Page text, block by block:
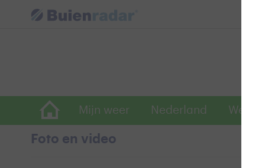
Mijn weer Nederland
Foto en video